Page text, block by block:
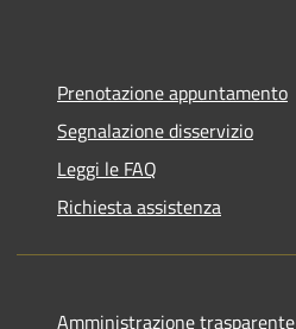
Prenotazione appuntamento
Segnalazione disservizio
Leggi le FAQ
Richiesta assistenza
Amministrazione trasparente